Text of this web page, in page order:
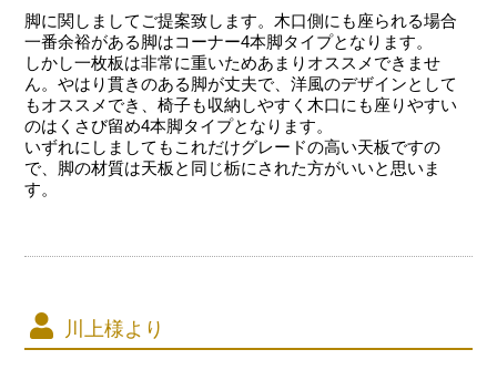
脚に関しましてご提案致します。木口側にも座られる場合
一番余裕がある脚はコーナー4本脚タイプとなります。
しかし一枚板は非常に重いためあまりオススメできませ
ん。やはり貫きのある脚が丈夫で、洋風のデザインとして
もオススメでき、椅子も収納しやすく木口にも座りやすい
のはくさび留め4本脚タイプとなります。
いずれにしましてもこれだけグレードの高い天板ですの
で、脚の材質は天板と同じ栃にされた方がいいと思いま
す。
川上様より